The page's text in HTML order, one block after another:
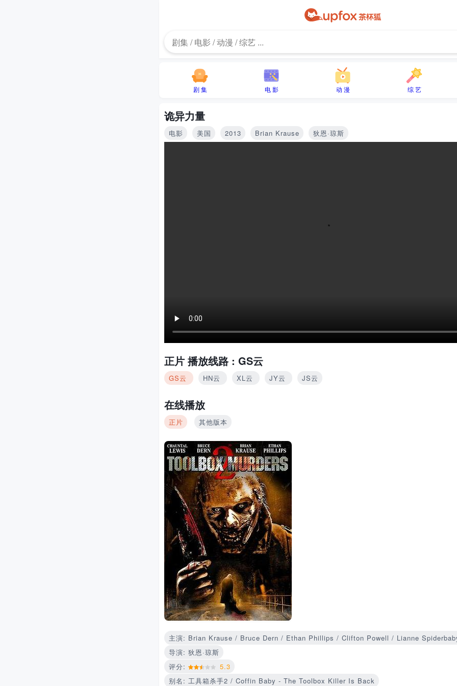
剧 集 电 影 动 漫 综 艺
诡异力量
电影 美国 2013 Brian Krause 狄恩·琼斯
正片 播放线路 : GS云
GS云 HN云 XL云 JY云 JS云
在线播放
正片 其他版本
主演: Brian Krause / Bruce Dern / Ethan Phillips / Clifton Powell / Lianne
导演: 狄恩·琼斯
评分:
5.3
别名: 工具箱杀手2 / Coffin Baby - The Toolbox Killer Is Back